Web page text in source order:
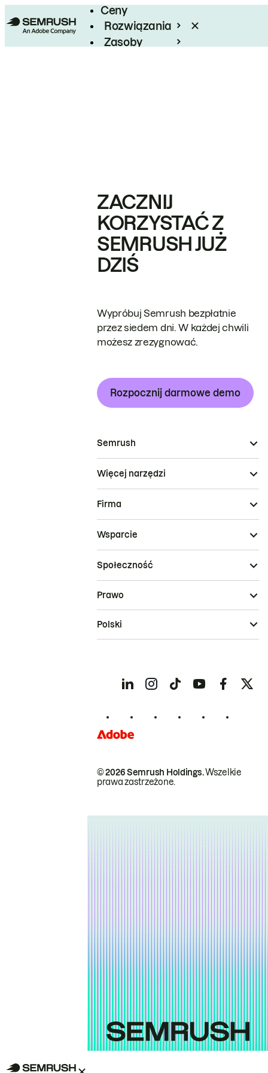
Ceny
Rozwiązania
Zasoby
ZACZNIJ
KORZYSTAĆ Z
SEMRUSH JUŻ
DZIŚ
Wypróbuj Semrush bezpłatnie
przez siedem dni. W każdej chwili
możesz zrezygnować.
Rozpocznij darmowe demo
Semrush
Więcej narzędzi
Firma
Wsparcie
Społeczność
© 2026 Semrush Holdings.Wszelkie
prawa zastrzeżone.
Prawo
Polski